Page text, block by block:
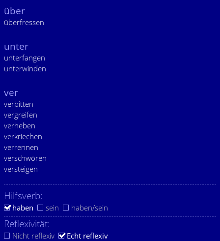
über
überfressen
unter
unterfangen
unterwinden
ver
verbitten
vergreifen
verheben
verkriechen
verrennen
verschwören
versteigen
Hilfsverb:
haben sein haben/sein
Reflexivität:
Nicht reflexiv
Echt reflexiv